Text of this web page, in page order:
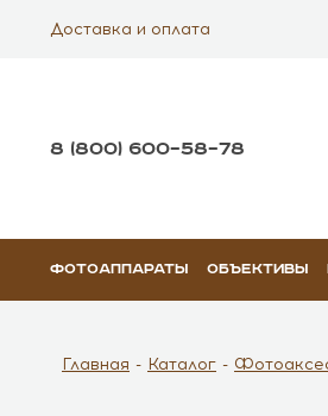
Доставка и оплата
8 (800) 600–58–78
ФОТОАППАРАТЫ ОБЪЕКТИВЫ
Главная Каталог